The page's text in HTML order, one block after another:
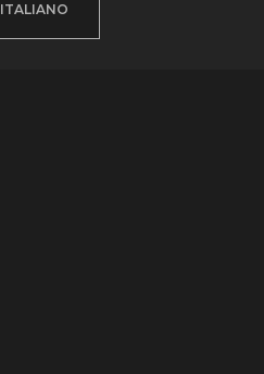
ITALIANO